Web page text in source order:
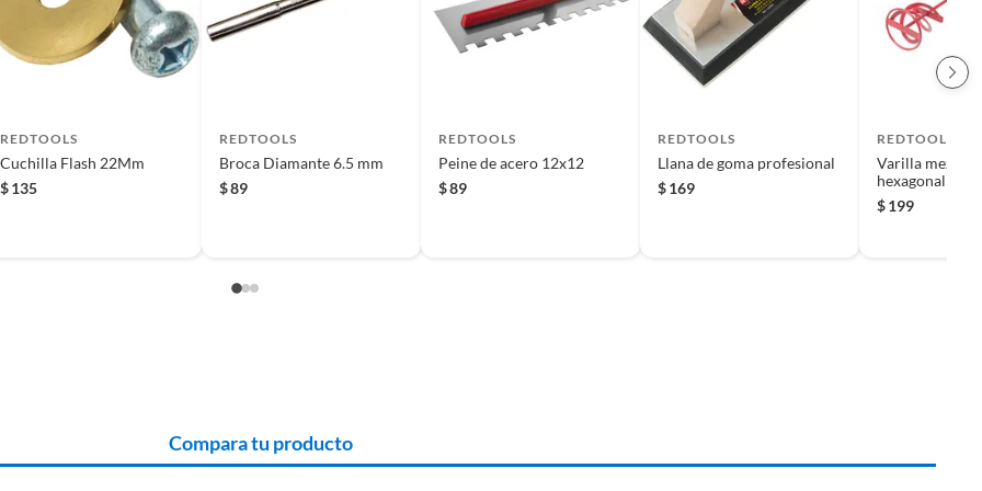
ideal para trabajos de precisión. Su material de la
color plata le da un toque elegante y profesional. ¡No
la sección de adhesivos normales y fragués,
pisos. Estos productos te ayudarán a asegurar una
REDTOOLS
Cuchilla Flash 22Mm
$135
REDTOOLS
Broca Diamante 6.5 mm
$89
REDTOOLS
Peine de acero 12x12
$89
REDTOOLS
Llana de goma profesional
$169
REDTOOLS
Varilla
hexagonal 120
$199
Compara tu producto